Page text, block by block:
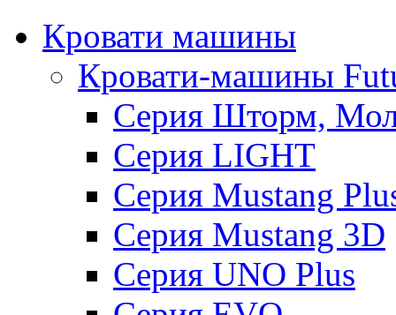
Кровати машины
Кровати-машины
Серия Шторм,
Серия LIGHT
Серия Mustang
Серия Mustang 3D
Серия UNO Plus